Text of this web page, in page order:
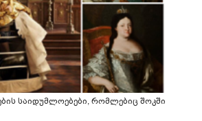
საიდუმლოებები, რომლებიც შოკში